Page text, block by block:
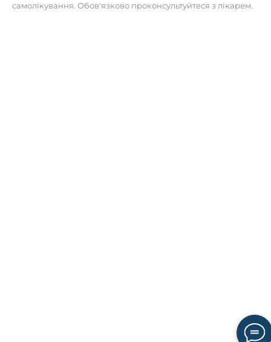
самолікування. Обов'язково проконсультуйтеся з лікарем.